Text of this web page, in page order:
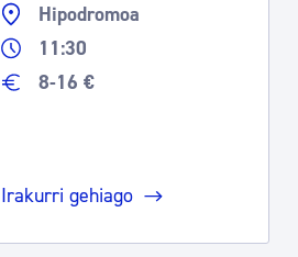
Hipodromoa
11:30
8-16 €
Irakurri gehiago